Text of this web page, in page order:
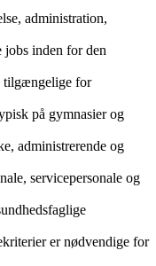
administration,
inden for den
tilgængelige for
på gymnasier og
administrerende og
servicepersonale og
er nødvendige for